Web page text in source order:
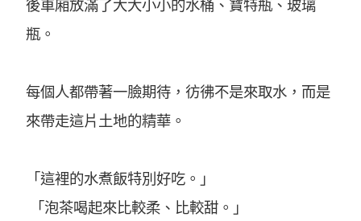
後車廂放滿了大大小小的水桶、寶特瓶、玻璃
瓶。
每個人都帶著一臉期待，彷彿不是來取水，而是
來帶走這片土地的精華。
「這裡的水煮飯特別好吃。」
「泡茶喝起來比較柔、比較甜。」